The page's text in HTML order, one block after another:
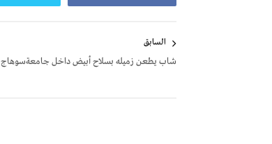
المقالات
السابق
شاب يطعن زميله بسلاح أبيض داخل جامعةسوهاج